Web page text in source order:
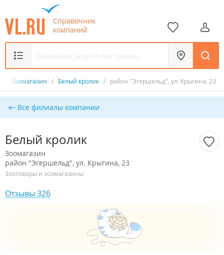
Справочник
компаний
Зоомагазин / Белый кролик / район "Эгершельд", ул. Крыгина, 23
Все филиалы компании
Белый кролик
Зоомагазин
район "Эгершельд", ул. Крыгина, 23
Зоотовары и зоомагазины
Отзывы 326